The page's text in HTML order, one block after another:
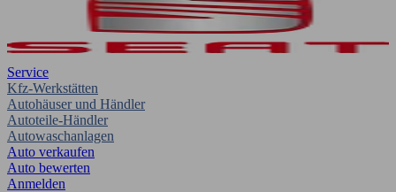
Service
Kfz-Werkstätten
Autohäuser und Händler
Autoteile-Händler
Autowaschanlagen
Auto verkaufen
Auto bewerten
Anmelden